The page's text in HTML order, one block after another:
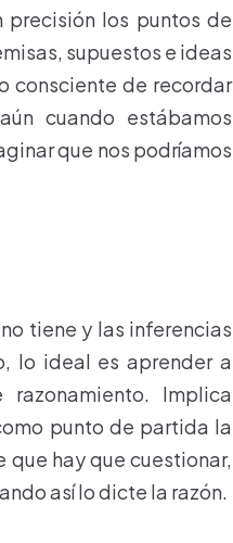
los puntos de
supuestos e ideas
consciente de recordar
cuando estábamos
que nos podríamos
tiene y las inferencias
lo ideal es aprender a
Implica
punto de partida la
que hay que cuestionar,
así lo dicte la razón.